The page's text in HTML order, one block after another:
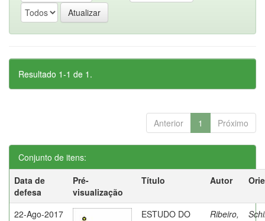
Resultado 1-1 de 1.
Anterior 1 Próximo
Conjunto de itens:
Data de
defesa
Pré-
visualização
Título Autor
22-Ago-2017
ESTUDO DO
Ribeiro,